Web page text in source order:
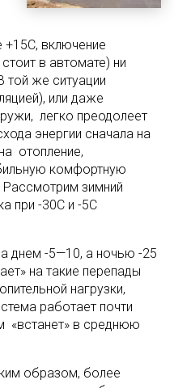
+15С, включение
в автомате) ни
той же ситуации
или даже
легко преодолеет
энергии сначала на
отопление,
комфортную
Рассмотрим зимний
при -30С и -5С
днем -5—10, а ночью -25
на такие перепады
нагрузки,
работает почти
«встанет» в среднюю
образом, более